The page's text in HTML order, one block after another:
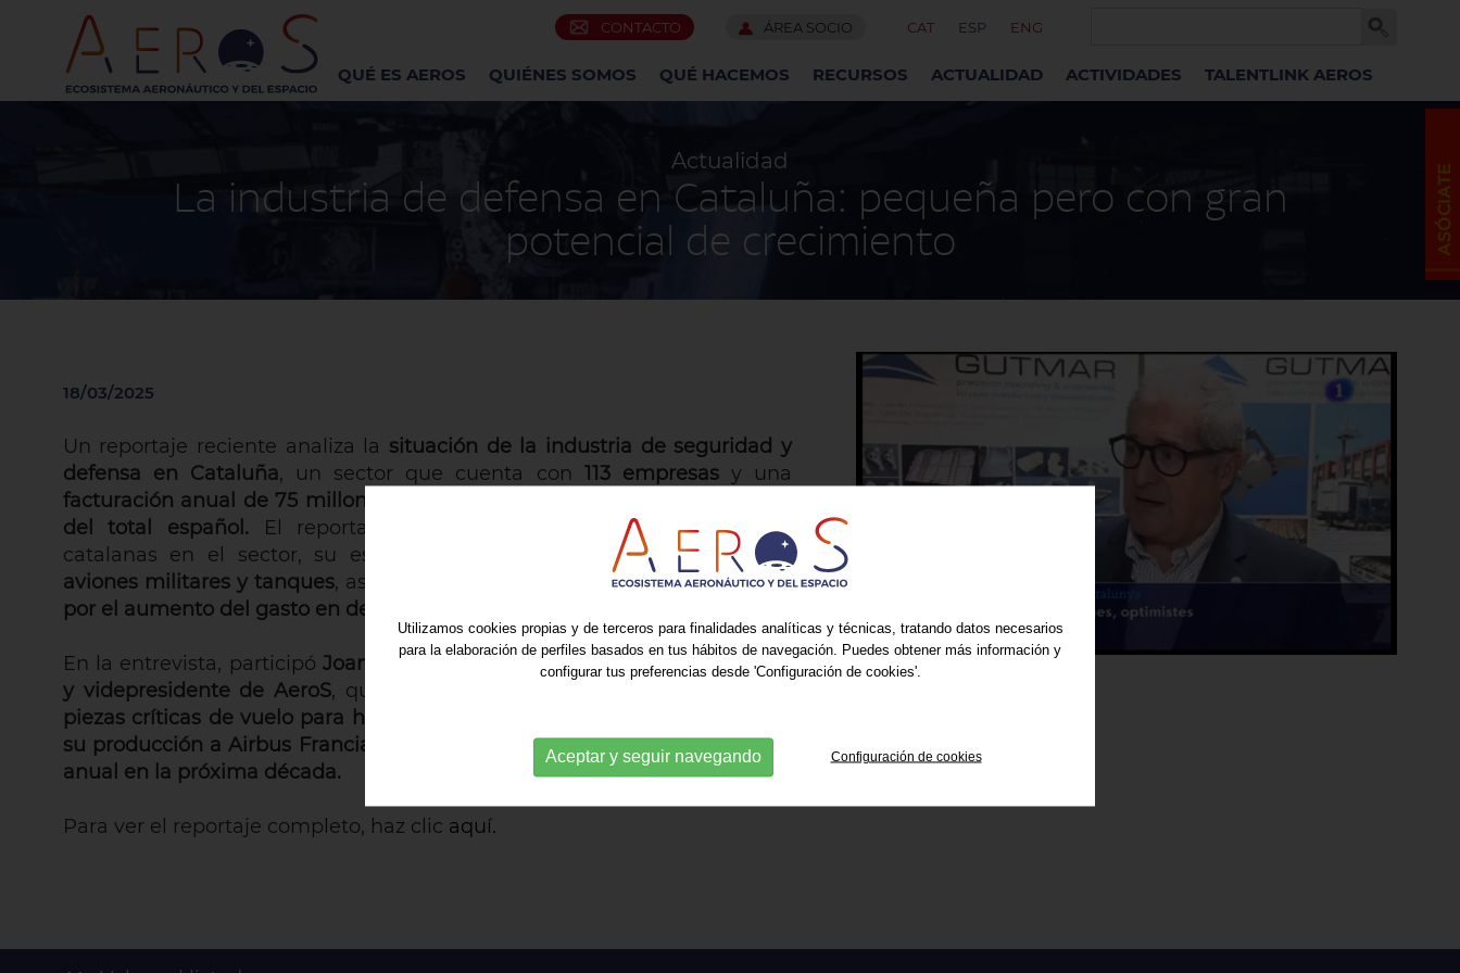
CONTACTO ÁREA SOCIO CAT ESP ENG
QUÉ ES AEROS QUIÉNES SOMOS QUÉ HACEMOS RECURSOS ACTUALIDAD ACTIVIDADES TALENTLINK AEROS
Actualidad
La industria de defensa en Cataluña: pequeña pero con gran
potencial de crecimiento
18/03/2025
Un reportaje reciente analiza la situación de la industria de seguridad y
defensa en Cataluña, un sector que cuenta con 113 empresasy una
facturación anual de 75 millones de euros
del total español. El reportaje aborda el impacto de las empresas
catalanas en el sector, su especialización en
tecnologías aplicadas a
aviones militares y tanques, así como el
potencial crecimiento impulsado
por el aumento del gasto en defensa en Europa.
En la entrevista, participóJoan Martorell, presidente ejecutivo de Gutmar
y videpresidente de AeroS, quien explicó su papel en la fabricación de
piezas críticas de vuelo para helicópteros militares
su producción a Airbus Francia
y proyectando uncrecimiento del 20-30%
anual en la próxima década.
Para ver el reportaje completo, haz clic aquí.
Utilizamos cookies propias y de terceros para finalidades analíticas y técnicas, tratando datos necesarios
para la elaboración de perfiles basados en tus hábitos de navegación. Puedes obtener más información y
configurar tus preferencias desde 'Configuración de cookies'.
Aceptar y seguir navegando Configuración de cookies